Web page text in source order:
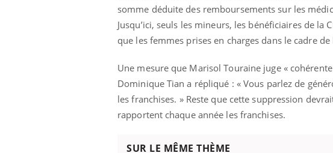
somme déduite des remboursements sur les
Jusqu’ici, seuls les mineurs, les bénéficiaires de la
que les femmes prises en charges dans le cadre
Une mesure que Marisol Touraine juge «
Dominique Tian a répliqué : « Vous parlez de
les franchises. » Reste que cette suppression
rapportent chaque année les franchises.
SUR LE MÊME THÈME